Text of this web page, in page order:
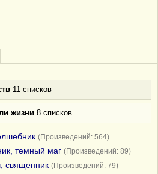
11 списков
жизни 8 списков
(Произведений: 564)
темный маг (Произведений: 89)
священник (Произведений: 79)